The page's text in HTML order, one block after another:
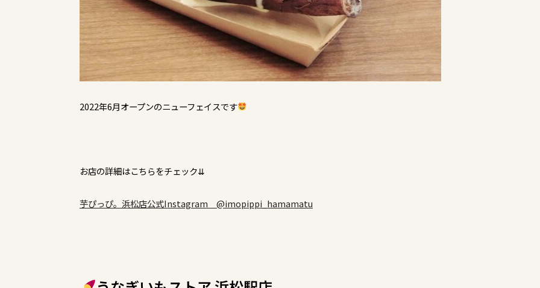
2022年6月オープンのニューフェイスです
お店の詳細はこちらをチェック⇊
芋ぴっぴ。浜松店公式Instagram @imopippi_hamamatu